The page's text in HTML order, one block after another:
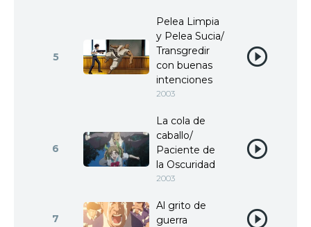
5
Pelea Limpia
y Pelea Sucia/
Transgredir
con buenas
intenciones
2003
6
La cola de
caballo/
Paciente de
la Oscuridad
2003
7
Al grito de
guerra